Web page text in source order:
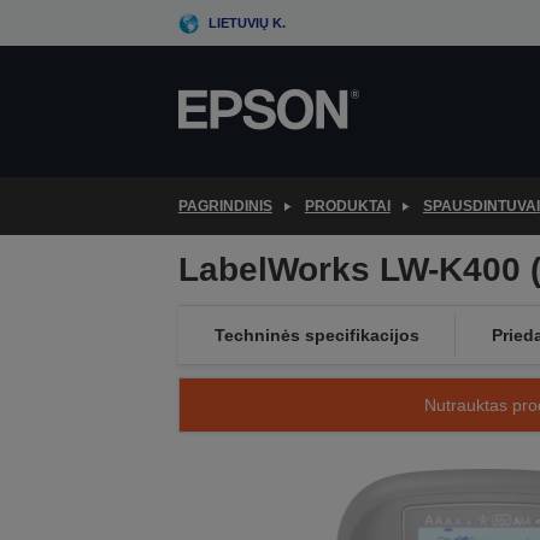
to
LIETUVIŲ K.
PAGRINDINIS PRODUKTAI SPAUSDINTUVAI
LabelWorks LW-
Techninės specifikacijos
Nutrauktas